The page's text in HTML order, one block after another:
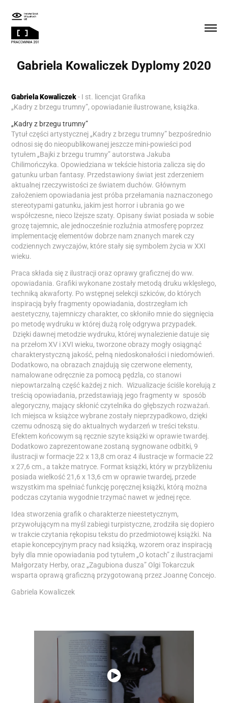
Gabriela Kowaliczek Dyplomy 2020
Gabriela Kowaliczek- I st. licencjat Grafika
„Kadry z brzegu trumny”, opowiadanie ilustrowane, książka.
„Kadry z brzegu trumny”
Tytuł części artystycznej „Kadry z brzegu trumny” bezpośrednio
odnosi się do nieopublikowanej jeszcze mini-powieści pod
tytułem „Bajki z brzegu trumny” autorstwa Jakuba
Chilimończyka. Opowiedziana w tekście historia zalicza się do
gatunku urban fantasy. Przedstawiony świat jest zderzeniem
aktualnej rzeczywistości ze światem duchów. Głównym
założeniem opowiadania jest próba przełamania naznaczonego
stereotypami gatunku, jakim jest horror i ubrania go we
współczesne, nieco lżejsze szaty. Opisany świat posiada w sobie
grozę tajemnic, ale jednocześnie rozluźnia atmosferę poprzez
implementację elementów dobrze nam znanych marek czy
codziennych zwyczajów, które stały się symbolem życia w XXI
wieku.
Praca składa się z ilustracji oraz oprawy graficznej do ww.
opowiadania. Grafiki wykonane zostały metodą druku wklęsłego,
techniką akwaforty. Po wstępnej selekcji szkiców, do których
inspiracją były fragmenty opowiadania, dostrzegłam ich
aestetyczny, tajemniczy charakter, co skłoniło mnie do sięgnięcia
po metodę wydruku w której dużą rolę odgrywa przypadek.
Dzięki dawnej metodzie wydruku, której wynalezienie datuje się
na przełom XV i XVI wieku, tworzone obrazy mogły osiągnąć
charakterystyczną jakość, pełną niedoskonałości i niedomówień.
Dodatkowo, na obrazach znajdują się czerwone elementy,
namalowane odręcznie za pomocą pędzla, co stanowi
niepowtarzalną część każdej z nich. Wizualizacje ściśle korelują z
treścią opowiadania, przedstawiają jego fragmenty w sposób
alegoryczny, mający skłonić czytelnika do głębszych rozważań.
Ich miejsca w książce wybrane zostały nieprzypadkowo, dzięki
czemu odnoszą się do aktualnych wydarzeń w treści tekstu.
Efektem końcowym są ręcznie szyte książki w oprawie twardej.
Dodatkowo zaprezentowane zostaną sygnowane odbitki, 9
ilustracji w formacje 22 x 13,8 cm oraz 4 ilustracje w formacie 22
x 27,6 cm., a także matryce. Format książki, który w przybliżeniu
posiada wielkość 21,6 x 13,6 cm w oprawie twardej, przede
wszystkim ma spełniać funkcję poręcznej książki, którą można
podczas czytania wygodnie trzymać nawet w jednej ręce.
Idea stworzenia grafik o charakterze nieestetycznym,
przywołującym na myśl zabiegi turpistyczne, zrodziła się dopiero
w trakcie czytania rękopisu tekstu do przedmiotowej książki. Na
etapie koncepcyjnym pracy nad książką, wzorem oraz inspiracją
były dla mnie opowiadania pod tytułem „O kotach” z ilustracjami
Małgorzaty Herby, oraz „Zagubiona dusza” Olgi Tokarczuk
wsparta oprawą graficzną przygotowaną przez Joannę Concejo.
Gabriela Kowaliczek